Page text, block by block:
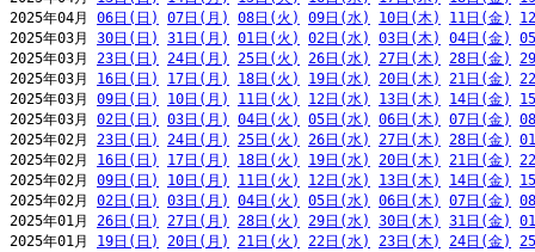
2025年04月 06日(日) 07日(月) 08日(火) 09日(水) 10日(木) 11日(金)
2025年03月 30日(日) 31日(月) 01日(火) 02日(水) 03日(木) 04日(金)
2025年03月 23日(日) 24日(月) 25日(火) 26日(水) 27日(木) 28日(金)
2025年03月 16日(日) 17日(月) 18日(火) 19日(水) 20日(木) 21日(金)
2025年03月 09日(日) 10日(月) 11日(火) 12日(水) 13日(木) 14日(金)
2025年03月 02日(日) 03日(月) 04日(火) 05日(水) 06日(木) 07日(金)
2025年02月 23日(日) 24日(月) 25日(火) 26日(水) 27日(木) 28日(金)
2025年02月 16日(日) 17日(月) 18日(火) 19日(水) 20日(木) 21日(金)
2025年02月 09日(日) 10日(月) 11日(火) 12日(水) 13日(木) 14日(金)
2025年02月 02日(日) 03日(月) 04日(火) 05日(水) 06日(木) 07日(金)
2025年01月 26日(日) 27日(月) 28日(火) 29日(水) 30日(木) 31日(金)
2025年01月 19日(日) 20日(月) 21日(火) 22日(水) 23日(木) 24日(金)